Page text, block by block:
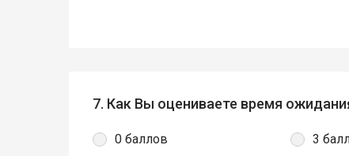
7. Как Вы оцениваете время
0 баллов
3